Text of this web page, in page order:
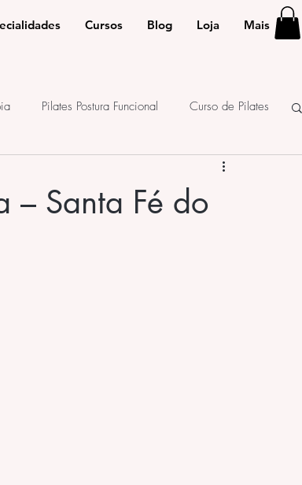
Cursos Blog Loja Mais
Pilates Postura Funcional Curso de Pilates
– Santa Fé do